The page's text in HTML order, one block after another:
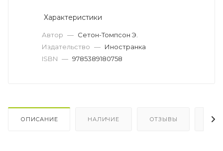
Характеристики
Автор — Сетон-Томпсон Э.
Издательство — Иностранка
ISBN — 9785389180758
ОПИСАНИЕ НАЛИЧИЕ ОТЗЫВЫ